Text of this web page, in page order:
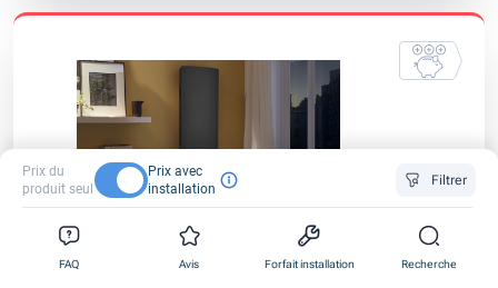
Confort
Prix du
produit seul
Prix avec
installation
Filtrer
FAQ Avis Forfait installation Recherche